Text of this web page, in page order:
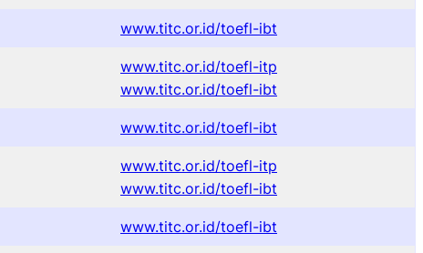
www.titc.or.id/toefl-ibt
www.titc.or.id/toefl-itp
www.titc.or.id/toefl-ibt
www.titc.or.id/toefl-ibt
www.titc.or.id/toefl-itp
www.titc.or.id/toefl-ibt
www.titc.or.id/toefl-ibt